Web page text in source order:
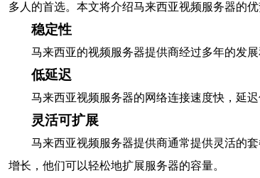
多人的首选。本文将介绍马来西亚视频服务器的
稳定性
马来西亚的视频服务器提供商经过多年的发
低延迟
马来西亚视频服务器的网络连接速度快，延
灵活可扩展
马来西亚视频服务器提供商通常提供灵活的
增长，他们可以轻松地扩展服务器的容量。